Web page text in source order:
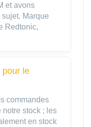
et avons
Marque
Redtonic,
pour le
commandes
stock ; les
en stock